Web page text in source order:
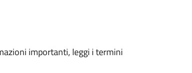
importanti, leggi i termini